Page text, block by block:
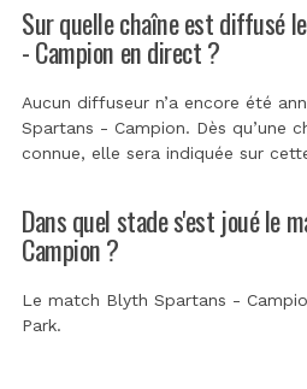
Sur quelle chaîne est diffusé
- Campion en direct ?
Aucun diffuseur n’a encore été
Spartans - Campion. Dès qu’une
connue, elle sera indiquée sur
Dans quel stade s'est joué le
Campion ?
Le match Blyth Spartans -
Park.